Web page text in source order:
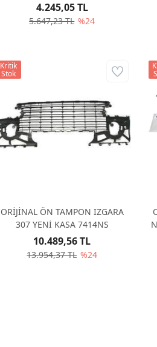
5.647,23 TL %24
4.245,05 TL
ORİJİNAL ÖN TAMPON IZGARA
307 YENİ KASA 7414NS
13.954,37 TL %24
10.489,56 TL
Kritik
Stok